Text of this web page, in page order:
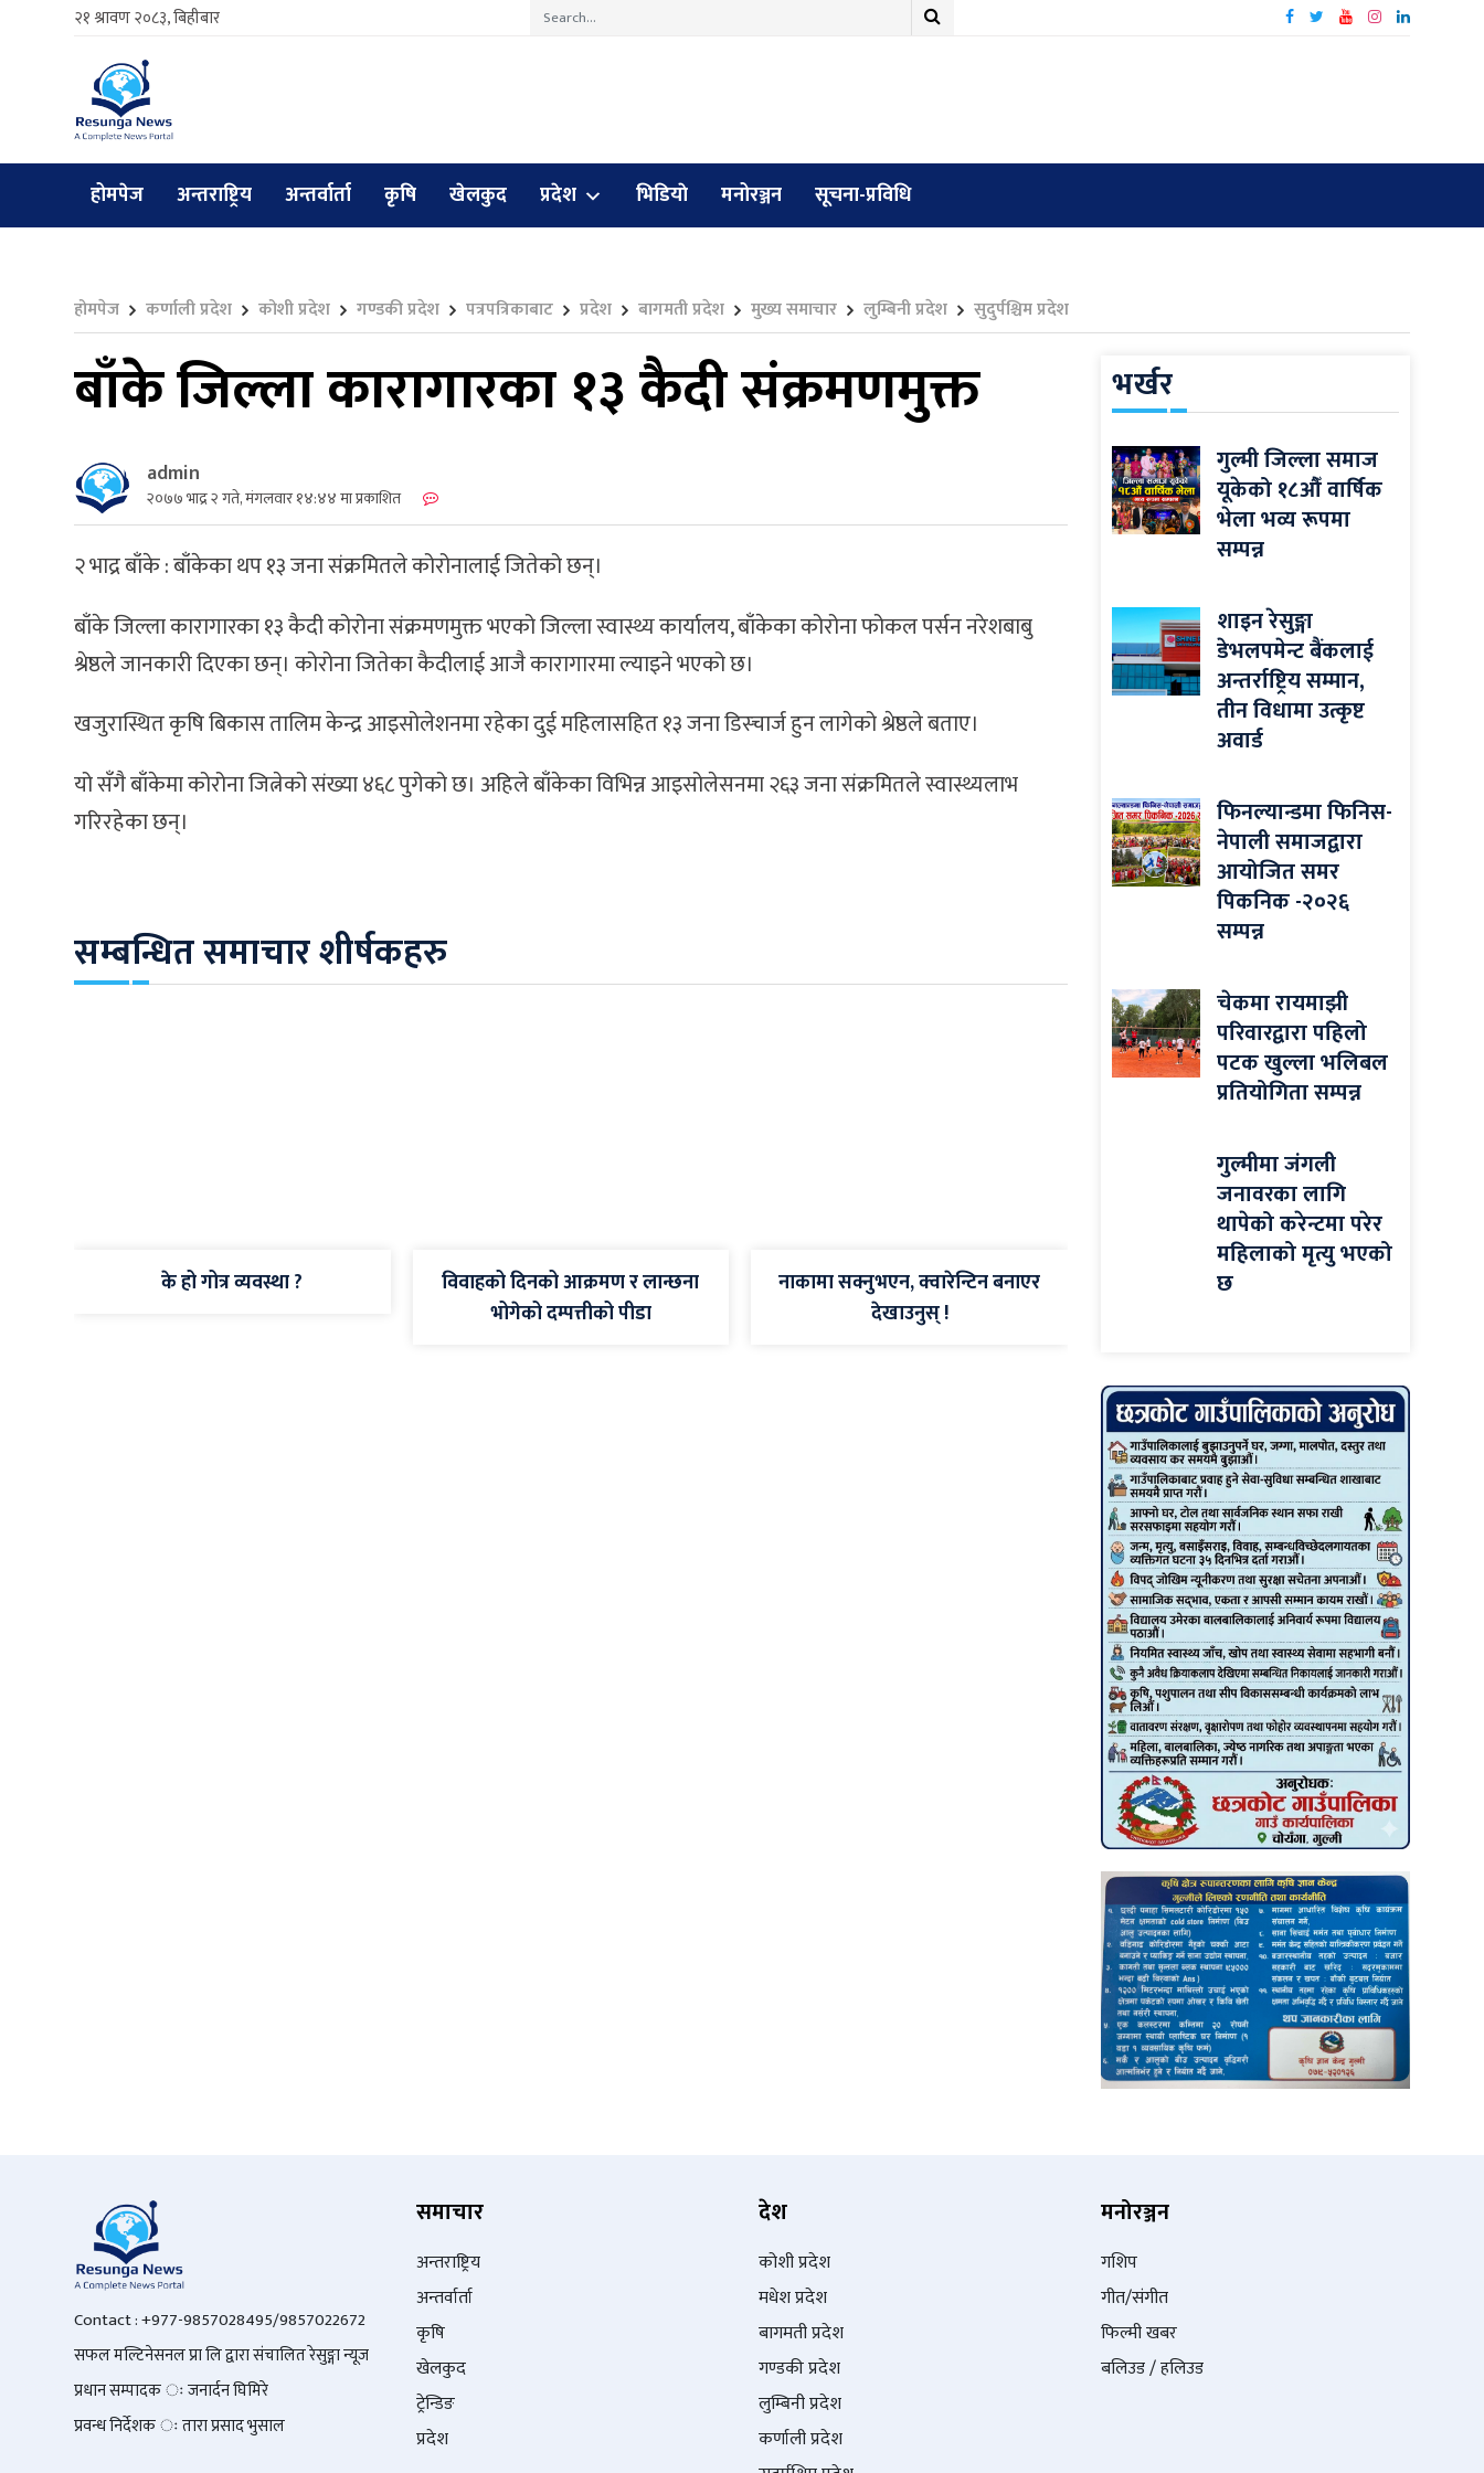
२१ श्रावण २०८३, बिहीबार
होमपेज अन्तराष्ट्रिय अन्तर्वार्ता कृषि खेलकुद प्रदेश भिडियाे मनोरञ्जन सूचना-प्रविधि
होमपेज कर्णाली प्रदेश कोशी प्रदेश गण्डकी प्रदेश पत्रपत्रिकाबाट प्रदेश बागमती प्रदेश मुख्य समाचार लुम्बिनी प्रदेश सुदुर्पश्चिम प्रदेश
बाँके जिल्ला कारागारका १३ कैदी संक्रमणमुक्त
admin
२०७७ भाद्र २ गते, मंगलवार १४:४४ मा प्रकाशित
२ भाद्र बाँके : बाँकेका थप १३ जना संक्रमितले कोरोनालाई जितेको छन्।
बाँके जिल्ला कारागारका १३ कैदी कोरोना संक्रमणमुक्त भएको जिल्ला स्वास्थ्य कार्यालय, बाँकेका कोरोना फोकल पर्सन नरेशबाबु
श्रेष्ठले जानकारी दिएका छन्‌। कोरोना जितेका कैदीलाई आजै कारागारमा ल्याइने भएको छ।
खजुरास्थित कृषि बिकास तालिम केन्द्र आइसोलेशनमा रहेका दुई महिलासहित १३ जना डिस्चार्ज हुन लागेको श्रेष्ठले बताए।
यो सँगै बाँकेमा कोरोना जित्नेको संख्या ४६८ पुगेको छ। अहिले बाँकेका विभिन्न आइसोलेसनमा २६३ जना संक्रमितले स्वास्थ्यलाभ
गरिरहेका छन्‌।
सम्बन्धित समाचार शीर्षकहरु
के हो गोत्र व्यवस्था ?
विवाहको दिनको आक्रमण र लान्छना
भोगेको दम्पत्तीको पीडा
नाकामा सक्नुभएन, क्वारेन्टिन बनाएर
देखाउनुस् !
भर्खर
गुल्मी जिल्ला समाज
यूकेको १८औँ वार्षिक
भेला भव्य रूपमा
सम्पन्न
शाइन रेसुङ्गा
डेभलपमेन्ट बैंकलाई
अन्तर्राष्ट्रिय सम्मान,
तीन विधामा उत्कृष्ट
अवार्ड
फिनल्यान्डमा फिनिस-
नेपाली समाजद्वारा
आयोजित समर
पिकनिक -२०२६
सम्पन्न
चेकमा रायमाझी
परिवारद्वारा पहिलो
पटक खुल्ला भलिबल
प्रतियोगिता सम्पन्न
गुल्मीमा जंगली
जनावरका लागि
थापेको करेन्टमा परेर
महिलाको मृत्यु भएको
छ
Contact : +977-9857028495/9857022672
सफल मल्टिनेसनल प्रा लि द्वारा संचालित रेसुङ्गा न्यूज
प्रधान सम्पादक ः जनार्दन घिमिरे
प्रवन्ध निर्देशक ः तारा प्रसाद भुसाल
समाचार
अन्तराष्ट्रिय
अन्तर्वार्ता
कृषि
खेलकुद
ट्रेन्डिङ
प्रदेश
देश
कोशी प्रदेश
मधेश प्रदेश
बागमती प्रदेश
गण्डकी प्रदेश
लुम्बिनी प्रदेश
कर्णाली प्रदेश
मनोरञ्जन
गशिप
गीत/संगीत
फिल्मी खबर
बलिउड / हलिउड